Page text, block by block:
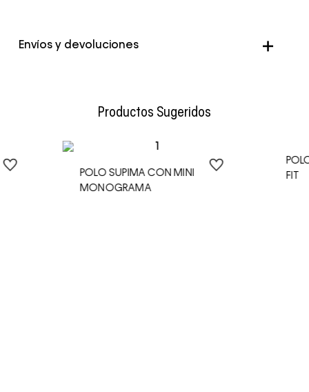
Genero Hombre
Envíos y devoluciones
Productos Sugeridos
POLO SUPIMA CON MINI
MONOGRAMA
FIT